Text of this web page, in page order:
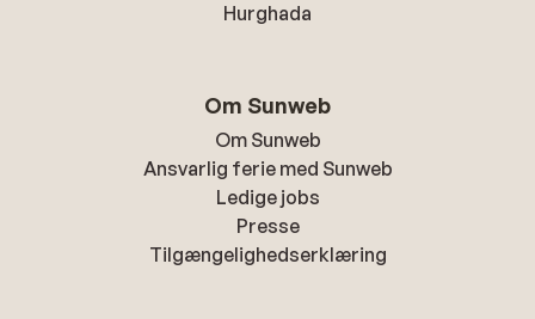
Hurghada
Om Sunweb
Om Sunweb
Ansvarlig ferie med Sunweb
Ledige jobs
Presse
Tilgængelighedserklæring